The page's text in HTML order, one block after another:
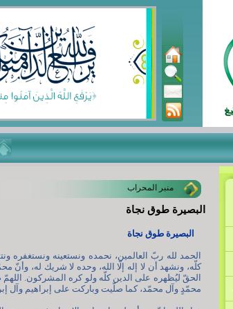
منبر المحراب
البصيرة طوق نجاة
البصيرة طوق نجاة
الحمد لله ربّ العالمين، نحمده ونستعينه ونستغفره
كلّه، ونشهد أن لا إله إلّا الله، وحده لا شريك له، وأنّ
الحقّ ليُظهره على الدين كلّه ولو كره المشركون.
محمّدٍ وآل محمّد، كما صلّيت وباركت على إبراهيم وآل